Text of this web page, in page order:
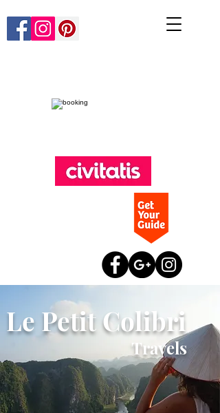
Le Petit Colibri
Travels